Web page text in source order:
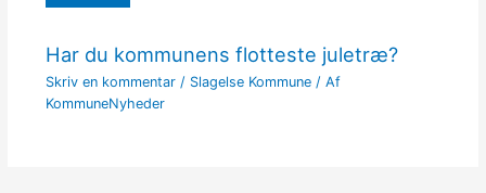
Har du kommunens flotteste juletræ?
Skriv en kommentar / Slagelse Kommune/ Af
KommuneNyheder